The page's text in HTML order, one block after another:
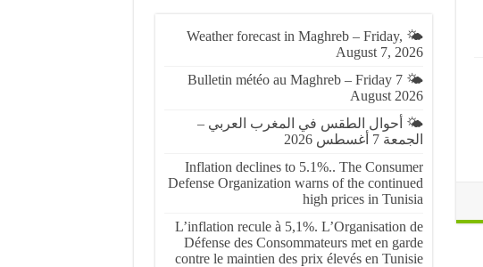
🌤️ Weather forecast in Maghreb – Friday,
August 7, 2026
🌤️ Bulletin météo au Maghreb – Friday 7
August 2026
🌤️ أحوال الطقس في المغرب العربي –
الجمعة 7 أغسطس 2026
Inflation declines to 5.1%.. The Consumer
Defense Organization warns of the continued
high prices in Tunisia
L’inflation recule à 5,1%. L’Organisation de
Défense des Consommateurs met en garde
contre le maintien des prix élevés en Tunisie